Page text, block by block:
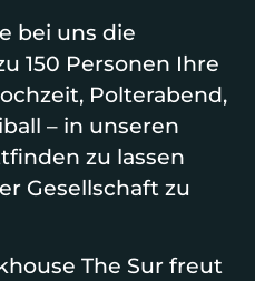
bei uns die
150 Personen Ihre
Polterabend,
– in unseren
zu lassen
Gesellschaft zu
The Sur freut